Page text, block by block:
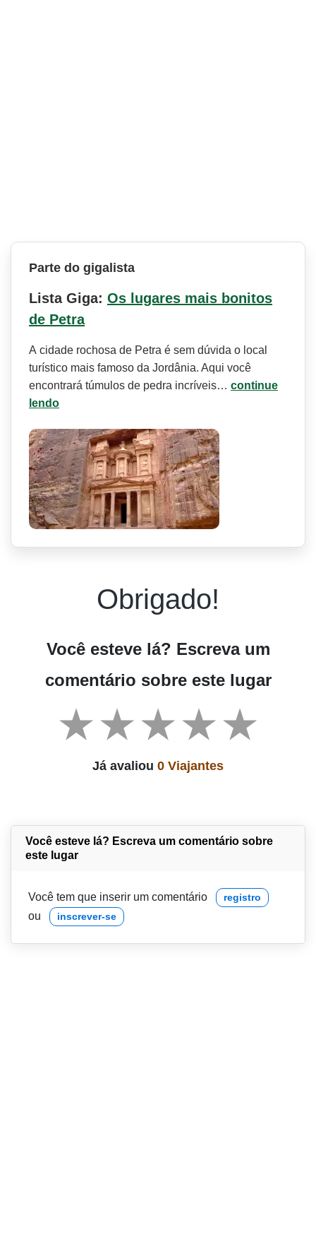
Parte do gigalista
Lista Giga: Os lugares mais bonitos
de Petra
A cidade rochosa de Petra é sem dúvida o local
turístico mais famoso da Jordânia. Aqui você
encontrará túmulos de pedra incríveis… continue
lendo
Obrigado!
Você esteve lá? Escreva um
comentário sobre este lugar
Já avaliou 0 Viajantes
Você esteve lá? Escreva um comentário sobre
este lugar
Você tem que inserir um comentário registro
ou inscrever-se